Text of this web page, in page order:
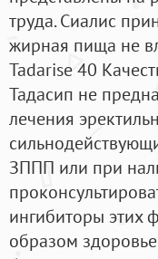
труда. Сиалис
жирная пища не
Tadarise 40
Тадасип не
лечения
ЗППП или при
ингибиторы этих
образом